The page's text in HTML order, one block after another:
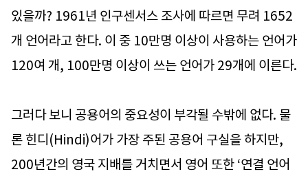
있을까? 1961년 인구센서스 조사에 따르면 무려 1652
개 언어라고 한다. 이 중 10만명 이상이 사용하는 언어가
120여 개, 100만명 이상이 쓰는 언어가 29개에 이른다.
그러다 보니 공용어의 중요성이 부각될 수밖에 없다. 물
론 힌디(Hindi)어가 가장 주된 공용어 구실을 하지만,
200년간의 영국 지배를 거치면서 영어 또한 ‘연결 언어